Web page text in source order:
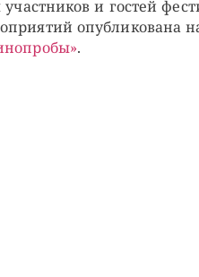
и гостей
опубликована
.